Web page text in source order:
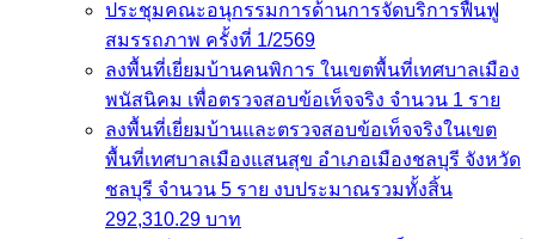
ลงพื้นที่เยี่ยมบ้านและตรวจสอบข้อเท็จจริงในเขตพื้นที่
เทศบาลเมืองแสนสุข อำเภอเมืองชลบุรี จังหวัดชลบุรี
จำนวน 5 ราย งบประมาณรวมทั้งสิ้น 292,310.29 บา
เปิดศูนย์ซ่อมสร้างดัดแปลงเตียง รถเข็น และอุปกรณ์
ทางการแพทย์ (เทศบาลตำบลหนองตำลึง) 5/5/69
เพื่อตรวจสอบข้อเท็จจริงสำหรับปรับสภาพแวดล้อมที่
อยู่อาศัย จำนวน 4 ราย อำเภอเกาะจันทร์ 29 เมษายน
2569